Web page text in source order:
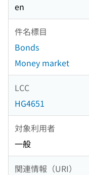
en
件名標目
Bonds
Money market
LCC
HG4651
対象利用者
一般
関連情報（URI）